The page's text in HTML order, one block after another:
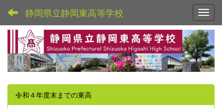
静岡県立静岡東高等学校
令和４年度末までの東高